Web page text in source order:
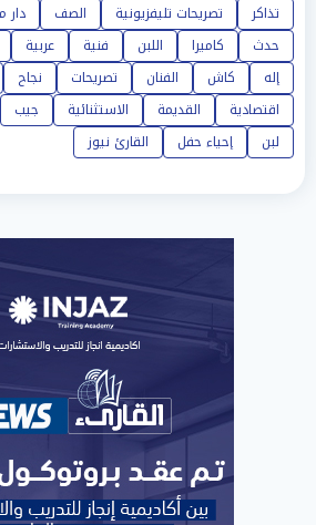
تذاكر
تصريحات تليفزيونية الصف دار
حدث
كاميرا اللبن فنية عربية
إله
كاش الفنان تصريحات نجاح
اقتصادية
القديمة الاستثنائية جيب
لبن
إحياء حفل القارئ نيوز